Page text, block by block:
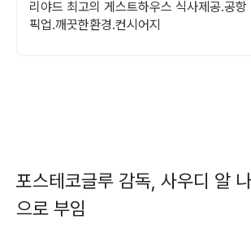
리야드 최고의 게스트하우스 식사제공.공항
픽업.깨끗한환경.컨시어지
포스테코글루 감독, 사우디 알
으로 부임